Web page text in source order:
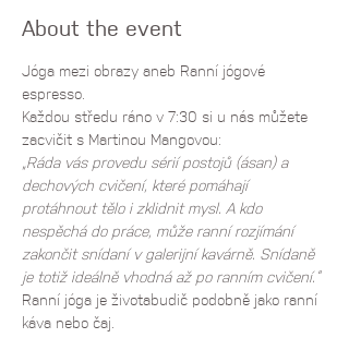
About the event
Jóga mezi obrazy aneb Ranní jógové
espresso.
Každou středu ráno v 7:30 si u nás můžete
zacvičit s Martinou Mangovou:
„Ráda vás provedu sérií postojů (ásan) a
dechových cvičení, které pomáhají
protáhnout tělo i zklidnit mysl. A kdo
nespěchá do práce, může ranní rozjímání
zakončit snídaní v galerijní kavárně. Snídaně
je totiž ideálně vhodná až po ranním cvičení.“
Ranní jóga je životabudič podobně jako ranní
káva nebo čaj.